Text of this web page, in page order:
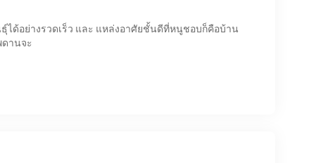
ด้อย่างรวดเร็ว และ แหล่งอาศัยชั้นดีที่หนูชอบก็คือบ้าน
ดานจะ